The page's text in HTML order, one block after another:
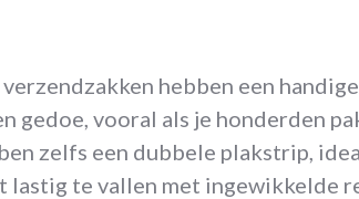
hebben een
gedoe, vooral als je honderden
zelfs een dubbele plakstrip,
lastig te vallen met ingewikkelde